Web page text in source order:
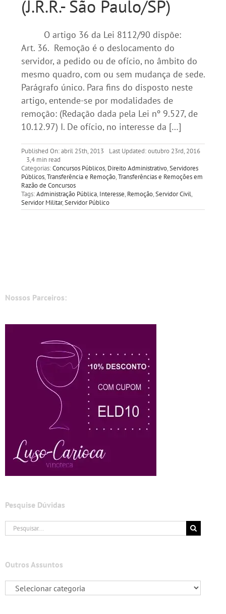
(J.R.R.- São Paulo/SP)
O artigo 36 da Lei 8112/90 dispõe:
Art. 36. Remoção é o deslocamento do
servidor, a pedido ou de ofício, no âmbito do
mesmo quadro, com ou sem mudança de sede.
Parágrafo único. Para fins do disposto neste
artigo, entende-se por modalidades de
remoção: (Redação dada pela Lei nº 9.527, de
10.12.97) I. De ofício, no interesse da […]
Published On: abril 25th, 2013
Last Updated: outubro 23rd, 2016
3,4 min read
Categorias:Concursos Públicos, Direito Administrativo,Servidores
Públicos,Transferência e Remoção,Transferências e Remoções em
Razão de Concursos
Tags:Administração Pública, Interesse, Remoção,Servidor Civil,
Servidor Militar,Servidor Público
Nossos Parceiros:
Pesquise Dúvidas
Buscar
resultados
Outros Assuntos